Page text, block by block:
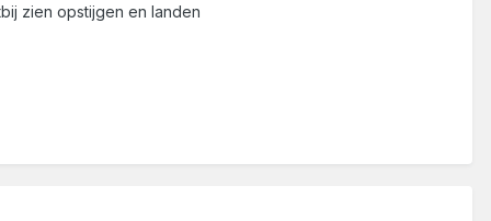
zien opstijgen en landen